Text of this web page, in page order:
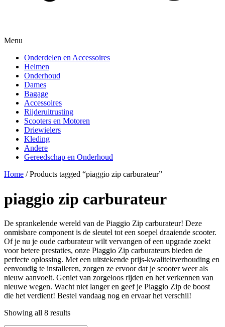
Menu
Onderdelen en Accessoires
Helmen
Onderhoud
Dames
Bagage
Accessoires
Rijderuitrusting
Scooters en Motoren
Driewielers
Kleding
Andere
Gereedschap en Onderhoud
Home / Products tagged “piaggio zip carburateur”
piaggio zip carburateur
De sprankelende wereld van de Piaggio Zip carburateur! Deze
onmisbare component is de sleutel tot een soepel draaiende scooter.
Of je nu je oude carburateur wilt vervangen of een upgrade zoekt
voor betere prestaties, onze Piaggio Zip carburateurs bieden de
perfecte oplossing. Met een uitstekende prijs-kwaliteitverhouding en
eenvoudig te installeren, zorgen ze ervoor dat je scooter weer als
nieuw aanvoelt. Geniet van zorgeloos rijden en het verkennen van
nieuwe wegen. Wacht niet langer en geef je Piaggio Zip de boost
die het verdient! Bestel vandaag nog en ervaar het verschil!
Showing all 8 results